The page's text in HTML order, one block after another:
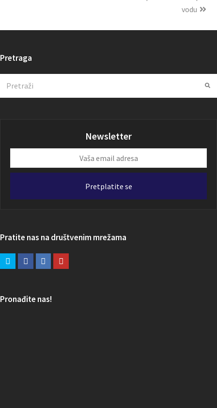
vodu
Pretraga
Newsletter
email
Pretplatite se
Pratite nas na društvenim mrežama
Pronađite nas!